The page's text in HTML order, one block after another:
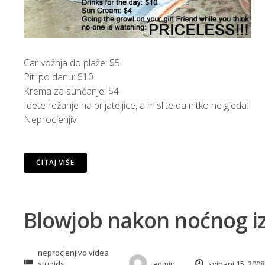
Car vožnja do plaže: $5
Piti po danu: $10
Krema za sunčanje: $4
Idete režanje na prijateljice, a mislite da nitko ne gleda:
Neprocjenjiv
ČITAJ VIŠE
Blowjob nakon noćnog
neprocjenjivo videa